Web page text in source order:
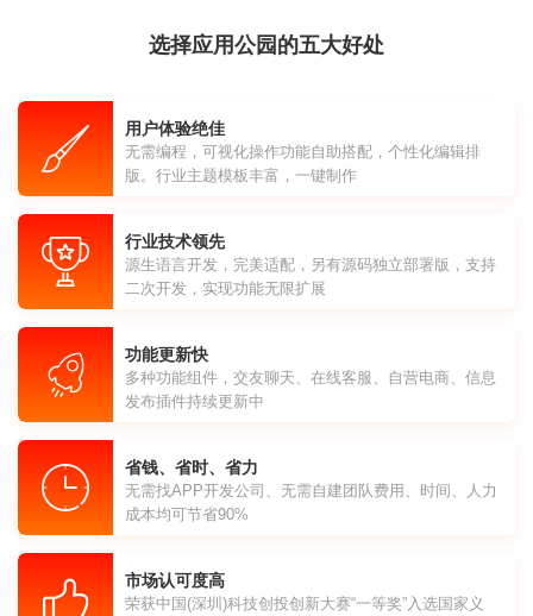
选择应用公园的五大好处
用户体验绝佳
无需编程，可视化操作功能自助搭配，个性化编辑排
版。行业主题模板丰富，一键制作
行业技术领先
源生语言开发，完美适配，另有源码独立部署版，支持
二次开发，实现功能无限扩展
功能更新快
多种功能组件，交友聊天、在线客服、自营电商、信息
发布插件持续更新中
省钱、省时、省力
无需找APP开发公司、无需自建团队费用、时间、人力
成本均可节省90%
市场认可度高
荣获中国(深圳)科技创投创新大赛“一等奖”入选国家义